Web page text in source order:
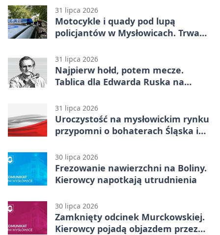
31 lipca 2026
Motocykle i quady pod lupą
policjantów w Mysłowicach. Trwa
31 lipca 2026
Najpierw hołd, potem mecze.
Tablica dla Edwarda Ruska na
31 lipca 2026
Uroczystość na mysłowickim rynku
przypomni o bohaterach Śląska i
30 lipca 2026
Frezowanie nawierzchni na Boliny.
Kierowcy napotkają utrudnienia
30 lipca 2026
Zamknięty odcinek Murckowskiej.
Kierowcy pojadą objazdem przez